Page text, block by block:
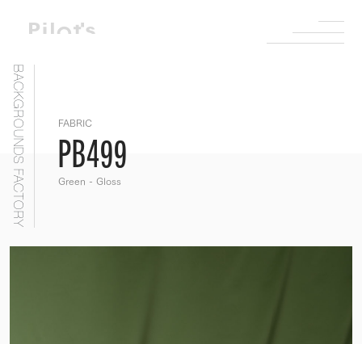
BACKGROUNDS FACTORY FABRIC
PB499
Green - Gloss